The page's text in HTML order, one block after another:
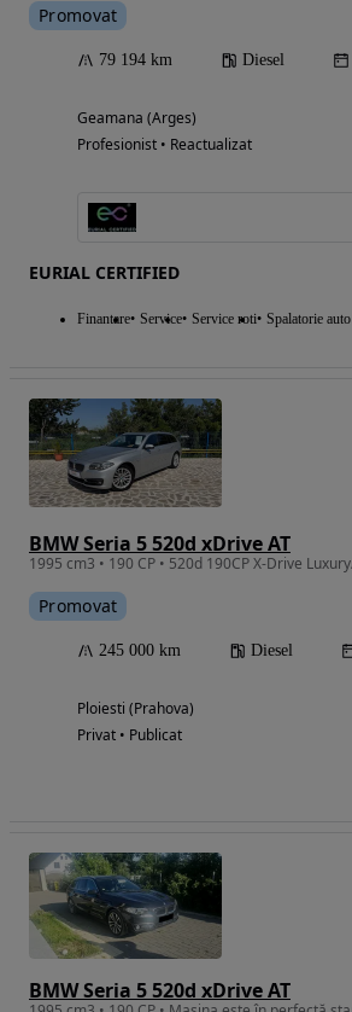
Promovat
79 194 km Diesel
Geamana (Arges)
Profesionist • Reactualizat
EURIAL CERTIFIED
Finantare Service Service roti Spalatorie auto
BMW Seria 5 520d xDrive AT
Promovat
245 000 km Diesel
Ploiesti (Prahova)
Privat • Publicat
BMW Seria 5 520d xDrive AT